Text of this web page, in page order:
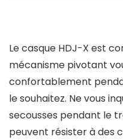
Le casque HDJ-X est
mécanisme pivotant
confortablement
le souhaitez. Ne vous
secousses pendant le
peuvent résister à des